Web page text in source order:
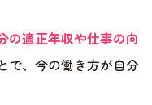
の適正年収や仕事の向
で、今の働き方が自分